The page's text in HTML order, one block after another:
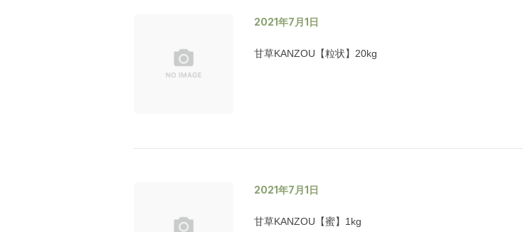
2021年7月1日
甘草KANZOU【粒状】20kg
2021年7月1日
甘草KANZOU【蜜】1kg